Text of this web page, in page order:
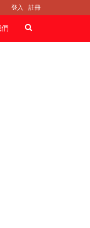
登入 註冊